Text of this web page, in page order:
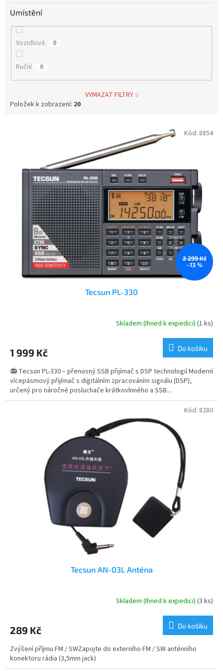
Umístění
Vozidlová 0
Ruční 0
VYMAZAT FILTRY
Položek k zobrazení: 20
2 299 Kč
–13 %
Tecsun PL-330
je
z
5
hvězdiček.
Skladem (Ihned k expedici)(1 ks)
1 999 Kč Do košíku
📻 Tecsun PL-330 – přenosný SSB přijímač s DSP technologií Moderní
vícepásmový přijímač s digitálním zpracováním signálu (DSP),
určený pro náročné posluchače krátkovlnného a SSB...
Kód: 8854
Tecsun AN-03L Anténa
je
z
5
hvězdiček.
Skladem (Ihned k expedici)(3 ks)
289 Kč Do košíku
Zvýšení příjmu FM / SWZapojte do externího FM / SW anténního
konektoru rádia (3,5mm jack)
Kód: 8280